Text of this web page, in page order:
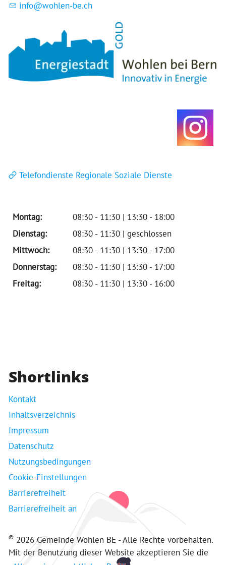
nf w hl n-b ch
Telefondienste Regionale Soziale Dienste
Montag:
08:30 - 11:30 | 13:30 - 18:00
Dienstag:
08:30 - 11:30 | geschlossen
Mittwoch:
08:30 - 11:30 | 13:30 - 17:00
Donnerstag:
08:30 - 11:30 | 13:30 - 17:00
Freitag:
08:30 - 11:30 | 13:30 - 16:00
Shortlinks
Kontakt
Inhaltsverzeichnis
Impressum
Datenschutz
Nutzungsbedingungen
Cookie-Einstellungen
Barrierefreiheit
Barrierefreiheit an
© 2026 Gemeinde Wohlen BE - Alle Rechte vorbehalten.
Mit der Benutzung dieser Website akzeptieren Sie die